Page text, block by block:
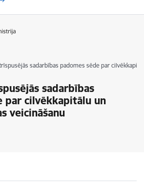
sadarbības padomes sēde par
sadarbības
par cilvēkkapitālu un
veicināšanu